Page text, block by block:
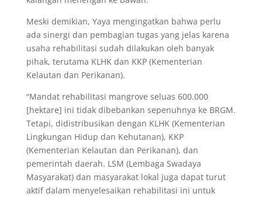
Meski demikian, Yaya mengingatkan bahwa perlu
ada sinergi dan pembagian tugas yang jelas karena
usaha rehabilitasi sudah dilakukan oleh banyak
pihak, terutama KLHK dan KKP (Kementerian
Kelautan dan Perikanan).
“Mandat rehabilitasi mangrove seluas 600.000
[hektare] ini tidak dibebankan sepenuhnya ke BRGM.
Tetapi, didistribusikan dengan KLHK (Kementerian
Lingkungan Hidup dan Kehutanan), KKP
(Kementerian Kelautan dan Perikanan), dan
pemerintah daerah. LSM (Lembaga Swadaya
Masyarakat) dan masyarakat lokal juga dapat turut
aktif dalam menyelesaikan rehabilitasi ini untuk